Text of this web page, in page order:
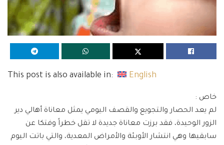
This post is also available in: English
خاص :
لم يعد الحصار والتجويع والقصف اليومي يمثل معاناة أهالي دير
الزور الوحيدة، فقد برزت معاناة جديدة لا تقل خطراً وفتكا عن
سابقيها وهي انتشار الأوبئة والأمراض المعدية، والتي باتت اليوم